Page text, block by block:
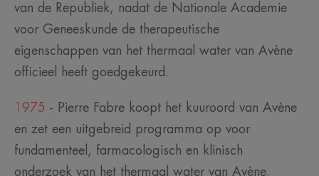
van de Republiek, nadat de Nationale Academie
voor Geneeskunde de therapeutische
eigenschappen van het thermaal water van Avène
officieel heeft goedgekeurd.
1975 - Pierre Fabre koopt het kuuroord van Avène
en zet een uitgebreid programma op voor
fundamenteel, farmacologisch en klinisch
onderzoek van het thermaal water van Avène.